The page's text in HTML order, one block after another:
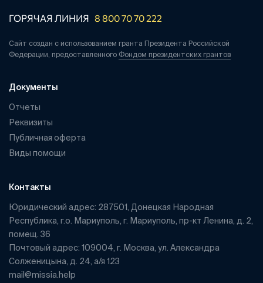
ГОРЯЧАЯ ЛИНИЯ 8 800 70 70 222
Сайт создан с использованием гранта Президента Российской
Федерации, предоставленного Фондом президентских грантов
Документы
Отчеты
Реквизиты
Публичная оферта
Виды помощи
Контакты
Юридический адрес: 287501, Донецкая Народная
Республика, г.о. Мариуполь, г. Мариуполь, пр-кт Ленина, д. 2,
помещ. 36
Почтовый адрес: 109004, г. Москва, ул. Александра
Солженицына, д. 24, а/я 123
mail@missia.help